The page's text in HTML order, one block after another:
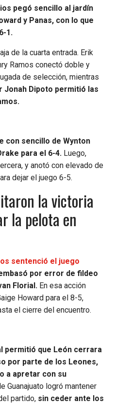
pegó sencillo al jardín
y Panas, con lo que
1.
de la cuarta entrada. Erik
Ramos conectó doble y
de selección, mientras
Dipoto permitió las
con sencillo de Wynton
para el 6-4. Luego,
y anotó con elevado de
dejar el juego 6-5.
la victoria
la pelota en
sentenció el juego
por error de fildeo
Florial. En esa acción
Howard para el 8-5,
el cierre del encuentro.
permitió que León cerrara
por parte de los Leones,
a apretar con su
Guanajuato logró mantener
partido, sin ceder ante los